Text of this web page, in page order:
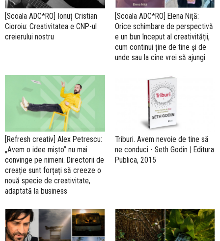
[Scoala ADC*RO] Ionuț Cristian
Cioroiu: Creativitatea e CNP-ul
creierului nostru
[Scoala ADC*RO] Elena Niță:
Orice schimbare de perspectivă
e un bun început al creativității,
cum continui ține de tine și de
unde sau la cine vrei să ajungi
[Refresh creativ] Alex Petrescu:
„Avem o idee mișto” nu mai
convinge pe nimeni. Directorii de
creație sunt forțați să creeze o
nouă specie de creativitate,
adaptată la business
Triburi. Avem nevoie de tine să
ne conduci - Seth Godin | Editura
Publica, 2015